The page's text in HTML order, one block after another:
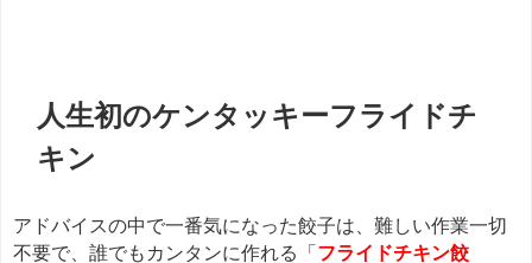
人生初のケンタッキーフライドチ
キン
アドバイスの中で一番気になった餃子は、難しい作業一切
不要で、誰でもカンタンに作れる「 フライドチキン餃